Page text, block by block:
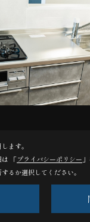
ます。
「プライバシーポリシー
るか選択してください。